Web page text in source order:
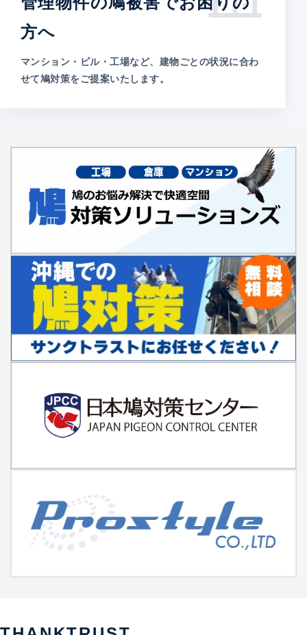
方へ
マンション・ビル・工場など、建物ごとの状況に合わ
せて鳩対策をご提案いたします。